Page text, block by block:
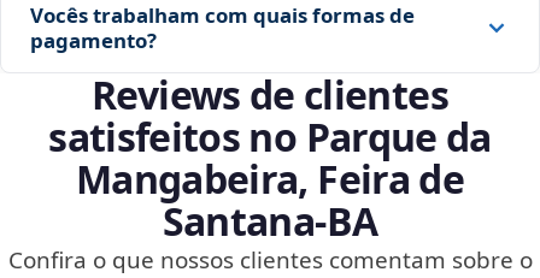
Vocês trabalham com quais formas de
pagamento?
Reviews de clientes
satisfeitos no Parque da
Mangabeira, Feira de
Santana‑BA
Confira o que nossos clientes comentam sobre o